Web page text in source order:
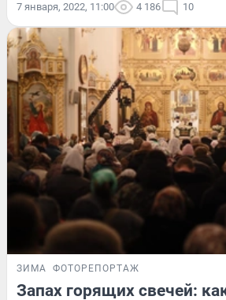
7 января, 2022, 11:00 4 186 10
ЗИМА ФОТОРЕПОРТАЖ
Запах горящих свечей: